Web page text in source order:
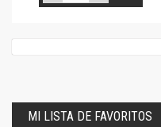
MI LISTA DE FAVORITOS